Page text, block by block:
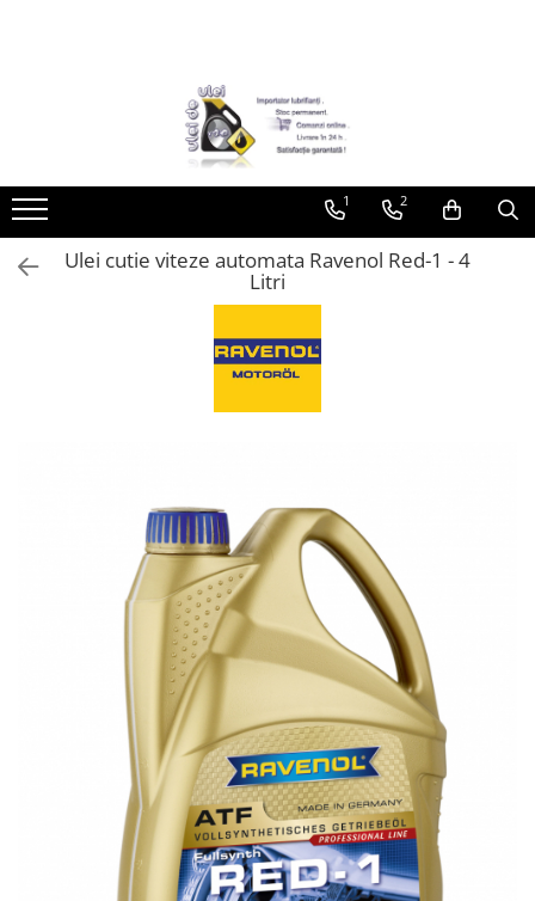
► Detailing si cosmetica
Curatare tapiterie auto
Curatare si intretinere piele
Plastice interioare
Jante si anvelope
Accesorii spalare si uscare
Intretinere motor
Curatare generala
Spalare si detailing rapid
Decontaminare vopsea
Intretinere vopsea
Dressing exterior
Intretinere moto
Intretinere barci
1 2
Ulei cutie viteze automata Ravenol Red-1 - 4
Litri